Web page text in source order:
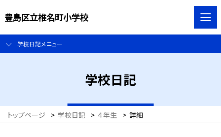
豊島区立椎名町小学校
学校日記メニュー
学校日記
トップページ > 学校日記 > ４年生 > 詳細